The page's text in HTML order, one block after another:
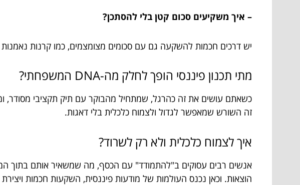
– איך משקיעים סכום קטן בלי להסתכן?
יש דרכים חכמות להשקעה גם עם סכומים מצומצמים, כמו קרנות נאמנות
מתי תכנון פיננסי הופך לחלק מה-DNA המשפחתי?
כשאתם עושים את זה כהרגל, שמתחיל מהבוקר עם תיק תקציבי מסודר,
זה השורש שמאפשר לגדול ולצמוח כלכלית בלי דאגות.
איך לצמוח כלכלית ולא רק לשרוד?
אנשים רבים עסוקים ב"להתמודד" עם הכסף, מה שמשאיר אותם בתוך
הוצאות. וכאן נכנס העולמות של מודעות פיננסית, השקעות חכמות